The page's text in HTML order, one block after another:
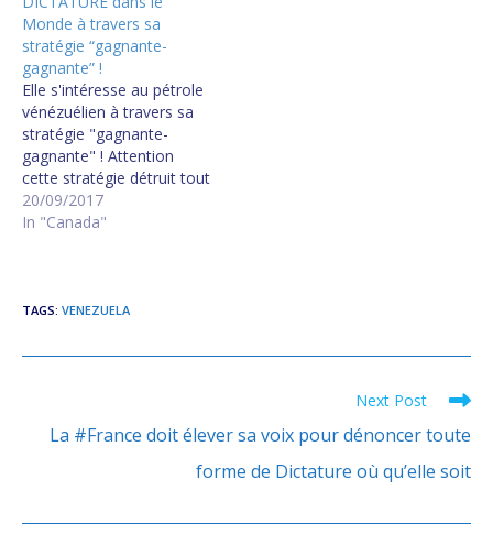
Monde à travers sa
stratégie “gagnante-
gagnante” !
Elle s'intéresse au pétrole
vénézuélien à travers sa
stratégie "gagnante-
gagnante" ! Attention
cette stratégie détruit tout
sur son passage ! La
Chine ne le fait pas pour
top officials The measures
of the…
20/09/2017
In "Canada"
TAGS: VENEZUELA
more
Next Post
La #France doit élever sa voix pour dénoncer toute
forme de Dictature où qu’elle soit